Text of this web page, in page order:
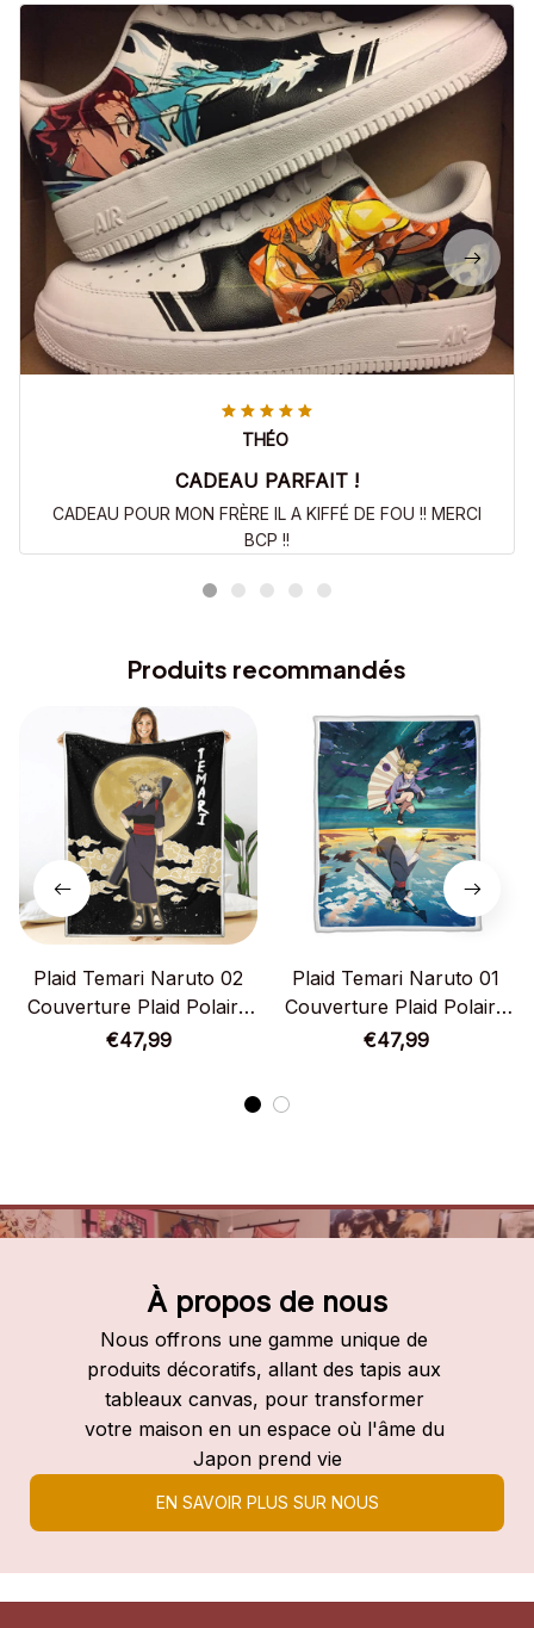
THÉO
CADEAU PARFAIT !
CADEAU POUR MON FRÈRE IL A KIFFÉ DE FOU !! MERCI
BCP !!
Produits recommandés
Plaid Temari Naruto 02
Couverture Plaid Polaire
Plaid Canapé
€47,99
Plaid Temari Naruto 01
Couverture Plaid Polaire
Plaid Canapé
€47,99
À propos de nous
Nous offrons une gamme unique de
produits décoratifs, allant des tapis aux
tableaux canvas, pour transformer
votre maison en un espace où l'âme du
Japon prend vie
EN SAVOIR PLUS SUR NOUS